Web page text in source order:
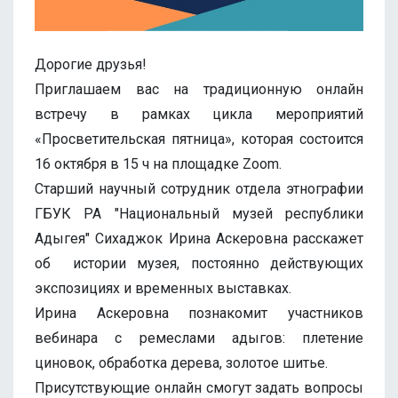
Дорогие друзья!
Приглашаем вас на традиционную онлайн
встречу в рамках цикла мероприятий
«Просветительская пятница», которая состоится
16 октября в 15 ч на площадке Zoom.
Старший научный сотрудник отдела этнографии
ГБУК РА "Национальный музей республики
Адыгея" Сихаджок Ирина Аскеровна расскажет
об истории музея, постоянно действующих
экспозициях и временных выставках.
Ирина Аскеровна познакомит участников
вебинара с ремеслами адыгов: плетение
циновок, обработка дерева, золотое шитье.
Присутствующие онлайн смогут задать вопросы